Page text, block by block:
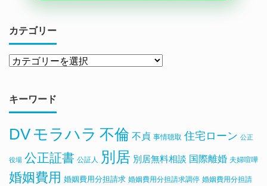
カテゴリー
キーワード
DV モラハラ 不倫 不貞 事情聴取 住宅ローン 公正
役場 公正証書 公証人 別居 別居無料相談 国際離婚 夫婦喧嘩
婚姻費用 婚姻費用分担請求 婚姻費用分担請求調停 婚姻費用分担請